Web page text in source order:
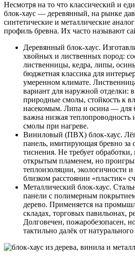
Несмотря на то что классический и
блок-хаус — деревянный, на рынке
синтетические и металлические
профиль бревна. Их часто называют
Деревянный блок-хаус.
хвойных и лиственных пород:
лиственницы, кедра, липы,
бюджетная классика для
умеренном климате.
вариант для наружной отделки:
природные смолы, стойкость к
насекомым. Липа и осина — для
важна низкая теплопроводность
смолы при нагреве.
Виниловый (ПВХ) блок-хаус.
панель, имитирующая бревно за
тиснения. Не требует обработки,
открытым пламенем, но
теплоизоляции, экологичности
близком расстоянии «пластик»
Металлический блок-хаус.
панели с полимерным
дерево. Применяется на
складах, торговых павильонах,
Долговечен, пожаробезопасен,
тактильно далёк от натурального